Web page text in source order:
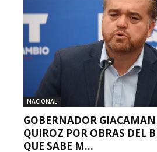
NACIONAL
GOBERNADOR
QUIROZ POR OBRAS DEL
QUE SABE M...